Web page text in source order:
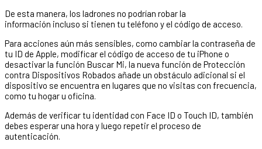
De esta manera, los ladrones no podrían robar la
información incluso si tienen tu teléfono y el código de acceso.
Para acciones aún más sensibles, como cambiar la contraseña de
tu ID de Apple, modificar el código de acceso de tu iPhone o
desactivar la función Buscar Mi, la nueva función de Protección
contra Dispositivos Robados añade un obstáculo adicional si el
dispositivo se encuentra en lugares que no visitas con frecuencia,
como tu hogar u oficina.
Además de verificar tu identidad con Face ID o Touch ID, también
debes esperar una hora y luego repetir el proceso de
autenticación.